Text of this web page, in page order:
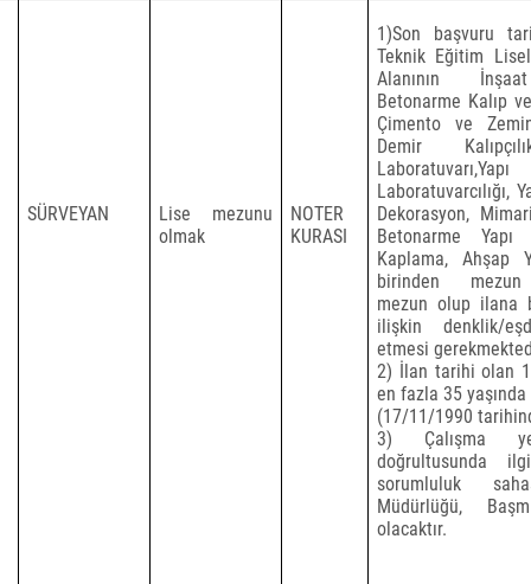
SÜRVEYAN
Lise mezunu
olmak
NOTER
KURASI
1)Son başvuru
Teknik Eğitim
Alanının
Betonarme Kalıp
Çimento ve
Demir
Laboratuvarcılığı,
Dekorasyon,
Betonarme
Kaplama, Ahşap
birinden
mezun olup ilana
ilişkin denklik/
etmesi
2) İlan tarihi olan
en fazla 35
(17/11/1990
3) Çalışma
doğrultusunda
sorumluluk
Müdürlüğü,
olacaktır.